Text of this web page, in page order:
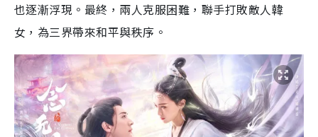
也逐漸浮現。最終，兩人克服困難，聯手打敗敵人韓
女，為三界帶來和平與秩序。